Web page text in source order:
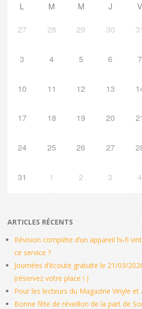
L M M J V
27 28 29 30
3 4 5 6 7
10 11 12 13
17 18 19 20
24 25 26 27
31 1 2 3 4
ARTICLES RÉCENTS
Révision complète d’un appareil hi‑fi
ce service ?
Journées d’écoute gratuite le 21/03/
(réservez votre place ! )
Pour les lecteurs du Magazine Vinyle et
Bonne fête de réveillon de la part de